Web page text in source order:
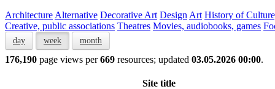
Architecture Alternative Decorative Art Design Art History of
Creative, public associations Theatres Movies, audiobooks, games
day week month
176,190 page views per669 resources; updated 03.05.2026 00:00.
Site title